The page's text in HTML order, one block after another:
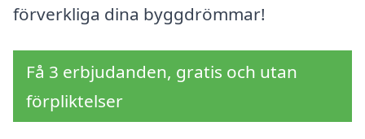
förverkliga dina byggdrömmar!
Få 3 erbjudanden, gratis och utan
förpliktelser